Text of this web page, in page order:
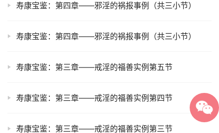
寿康宝鉴：第四章——邪淫的祸报事例（共三小节）
寿康宝鉴：第四章——邪淫的祸报事例（共三小节）
寿康宝鉴：第三章——戒淫的福善实例第五节
寿康宝鉴：第三章——戒淫的福善实例第四节
寿康宝鉴：第三章——戒淫的福善实例第三节